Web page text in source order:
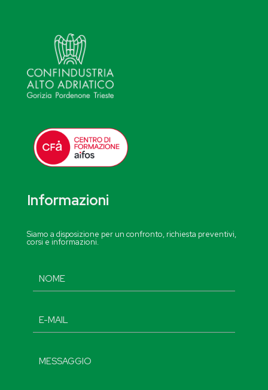
Informazioni
Siamo a disposizione per un confronto, richiesta preventivi,
corsi e informazioni.